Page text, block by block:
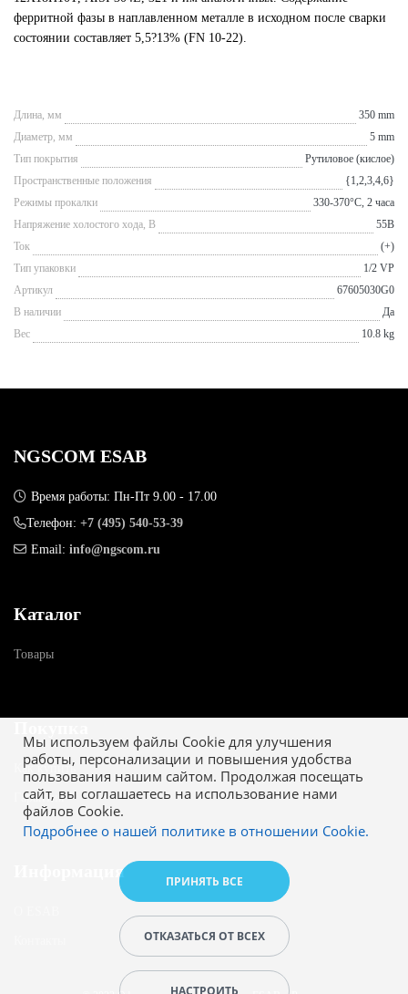
ферритной фазы в наплавленном металле в исходном после сварки
состоянии составляет 5,5?13% (FN 10-22).
Длина, мм
350 mm
Диаметр, мм
5 mm
Тип покрытия
Рутиловое (кислое)
Пространственные положения
{1,2,3,4,6}
Режимы прокалки
330-370°С, 2 часа
Напряжение холостого хода, В
55В
Ток
(+)
Тип упаковки
1/2 VP
Артикул
67605030G0
В наличии
Да
Вес
10.8 kg
Мы используем файлы Cookie для улучшения
работы, персонализации и повышения удобства
пользования нашим сайтом. Продолжая посещать
сайт, вы соглашаетесь на использование нами
файлов Cookie.
Подробнее о нашей политике в отношении Cookie.
ПРИНЯТЬ ВСЕ
ОТКАЗАТЬСЯ ОТ ВСЕХ
НАСТРОИТЬ
NGSCOM ESAB
Время работы: Пн-Пт 9.00 - 17.00
Телефон: +7 (495) 540-53-39
Email: info@ngscom.ru
Каталог
Товары
Как купить
Гарантия
Информация